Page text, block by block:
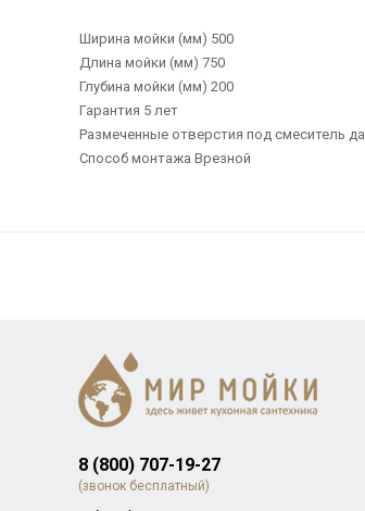
Ширина мойки (мм) 500
Длина мойки (мм) 750
Глубина мойки (мм) 200
Гарантия 5 лет
Размеченные отверстия под смеситель да
Способ монтажа Врезной
8 (800) 707-19-27
(звонок бесплатный)